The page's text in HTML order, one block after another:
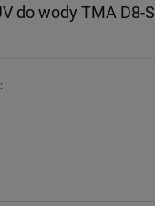
do wody TMA D8-S